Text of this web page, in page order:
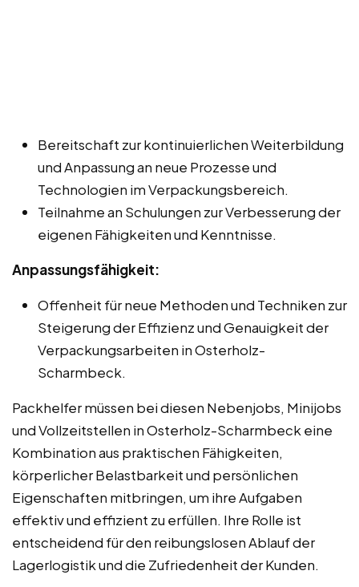
Bereitschaft zur kontinuierlichen Weiterbildung
und Anpassung an neue Prozesse und
Technologien im Verpackungsbereich.
Teilnahme an Schulungen zur Verbesserung der
eigenen Fähigkeiten und Kenntnisse.
Anpassungsfähigkeit:
Offenheit für neue Methoden und Techniken zur
Steigerung der Effizienz und Genauigkeit der
Verpackungsarbeiten in Osterholz-
Scharmbeck.
Packhelfer müssen bei diesen Nebenjobs, Minijobs
und Vollzeitstellen in Osterholz-Scharmbeck eine
Kombination aus praktischen Fähigkeiten,
körperlicher Belastbarkeit und persönlichen
Eigenschaften mitbringen, um ihre Aufgaben
effektiv und effizient zu erfüllen. Ihre Rolle ist
entscheidend für den reibungslosen Ablauf der
Lagerlogistik und die Zufriedenheit der Kunden.